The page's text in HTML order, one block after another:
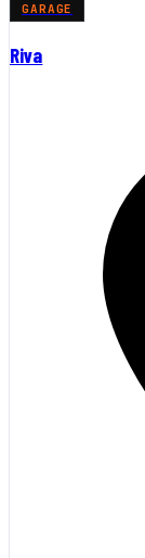
GARAGE
Riva